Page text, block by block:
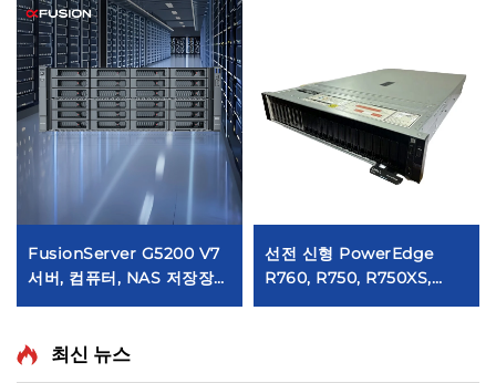
FusionServer G5200 V7
서버, 컴퓨터, NAS 저장장
치, PC, GPU, 워크스테이션,
형 서버, 제온 서버
선전 신형 PowerEdge
R760, R750, R750XS,
R750, R7625, R7525
최신 뉴스